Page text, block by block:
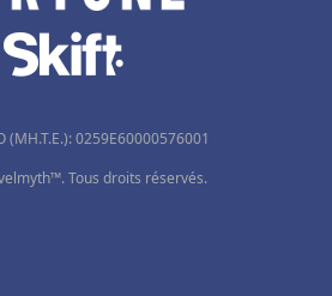
(MH.T.E.): 0259Ε60000576001
Tous droits réservés.